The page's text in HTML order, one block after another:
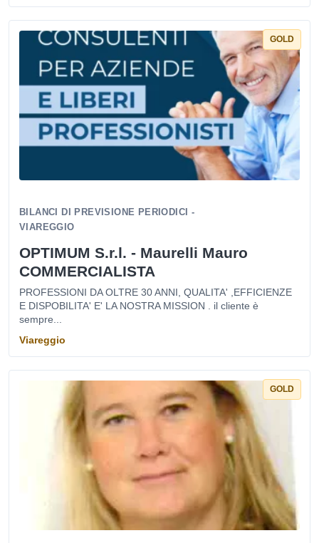
GOLD
BILANCI DI PREVISIONE PERIODICI -
VIAREGGIO
OPTIMUM S.r.l. - Maurelli Mauro
COMMERCIALISTA
PROFESSIONI DA OLTRE 30 ANNI, QUALITA' ,EFFICIENZE
E DISPOBILITA' E' LA NOSTRA MISSION . il cliente è
sempre...
Viareggio
GOLD